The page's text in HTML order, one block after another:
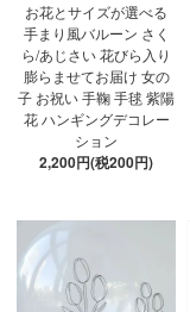
お花とサイズが選べる
手まり風バルーン さく
ら/あじさい 花びら入り
膨らませてお届け 女の
子 お祝い 手鞠 手毬 紫陽
花 ハンギングデコレー
ション
2,200円(税200円)